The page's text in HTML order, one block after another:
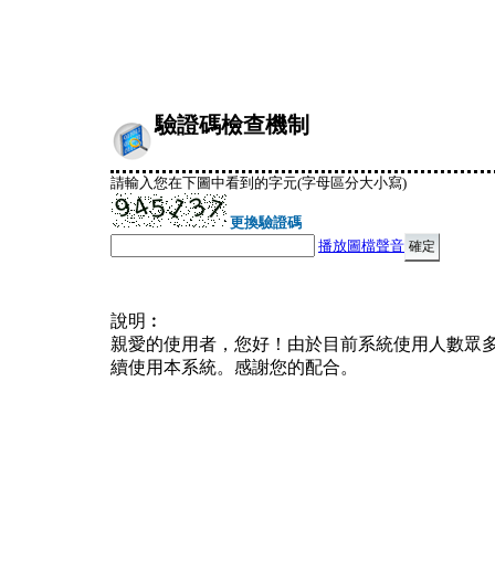
驗證碼檢查機制
請輸入您在下圖中看到的字元(字母區分大小寫)
更換驗證碼
播放圖檔聲音
說明︰
親愛的使用者，您好！由於目前系統使用人數眾
續使用本系統。感謝您的配合。